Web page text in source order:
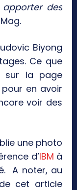
apporter des
Biyong
Ce que
sur la page
pour en avoir
voir des
une photo
d’IBM à
A noter, au
cet article